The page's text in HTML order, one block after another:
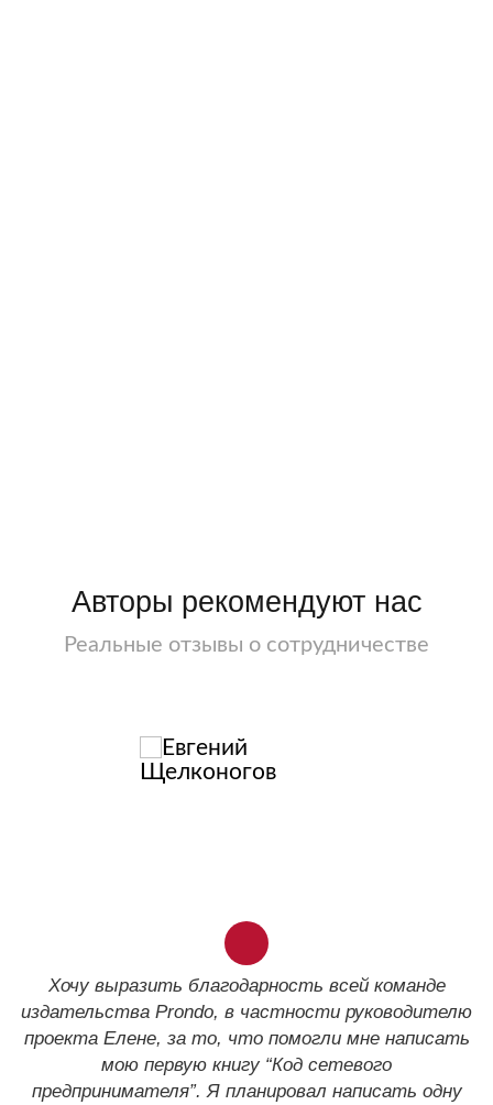
Авторы рекомендуют нас
Реальные отзывы о сотрудничестве
Хочу выразить благодарность всей команде
издательства Prondo, в частности руководителю
проекта Елене, за то, что помогли мне написать
мою первую книгу “Код сетевого
предпринимателя”. Я планировал написать одну
Артем Якубенко и Здислав Ковчик